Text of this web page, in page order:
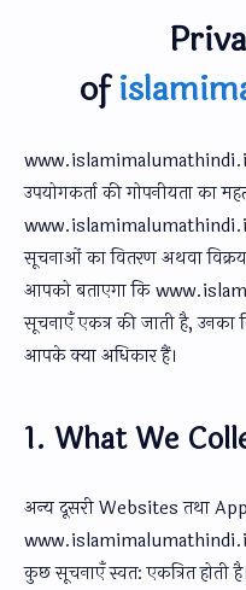
of
उपयोगकर्ता की गोपनीयता का
सूचनाओं का वितरण अथवा
आपको बताएगा कि
सूचनाएँ एकत्र की जाती है, उनका
आपके क्या अधिकार हैं।
1. What We
अन्य दूसरी Websites तथा
www.islamimalumathindi.in
कुछ सूचनाएँ स्वत: एकत्रित होती है।